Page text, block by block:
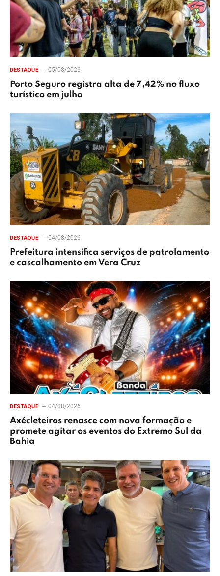
DESTAQUE 05/08/2026
Porto Seguro registra alta de 7,42% no fluxo
turístico em julho
DESTAQUE 04/08/2026
Prefeitura intensifica serviços de patrolamento
e cascalhamento em Vera Cruz
DESTAQUE 04/08/2026
Axécleteiros renasce com nova formação e
promete agitar os eventos do Extremo Sul da
Bahia